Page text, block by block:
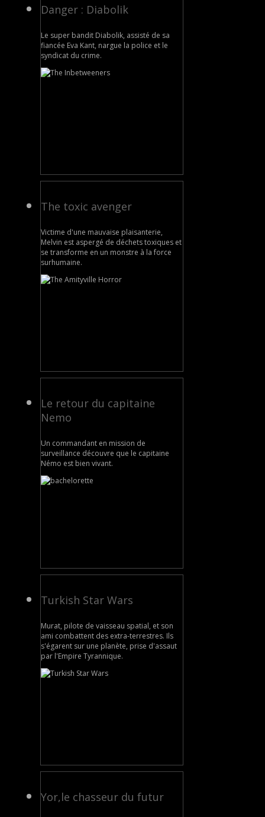
Danger : Diabolik
Le super bandit Diabolik, assisté de sa
fiancée Eva Kant, nargue la police et le
syndicat du crime.
The toxic avenger
Victime d'une mauvaise plaisanterie,
Melvin est aspergé de déchets toxiques et
se transforme en un monstre à la force
surhumaine.
Le retour du capitaine
Nemo
Un commandant en mission de
surveillance découvre que le capitaine
Némo est bien vivant.
Turkish Star Wars
Murat, pilote de vaisseau spatial, et son
ami combattent des extra-terrestres. Ils
s'égarent sur une planète, prise d'assaut
par l'Empire Tyrannique.
Yor,le chasseur du futur